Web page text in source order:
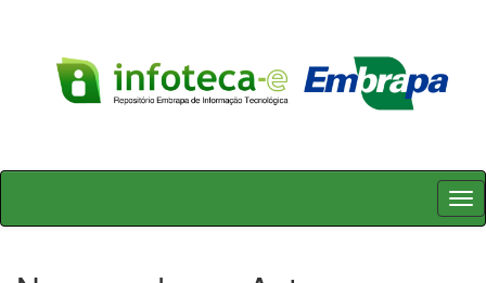
Skip